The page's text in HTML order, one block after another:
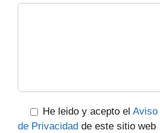
He leido y acepto el Aviso
de Privacidad de este sitio web